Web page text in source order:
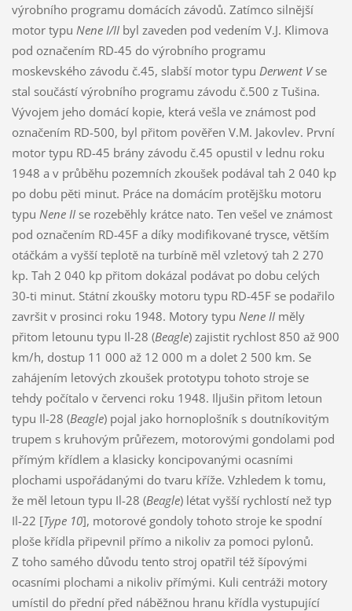
výrobního programu domácích závodů. Zatímco silnější
motor typu Nene I/IIbyl zaveden pod vedením V.J. Klimova
pod označením RD-45 do výrobního programu
moskevského závodu č.45, slabší motor typu Derwent Vse
stal součástí výrobního programu závodu č.500 z Tušina.
Vývojem jeho domácí kopie, která vešla ve známost pod
označením RD-500, byl přitom pověřen V.M. Jakovlev. První
motor typu RD-45 brány závodu č.45 opustil v lednu roku
1948 a v průběhu pozemních zkoušek podával tah 2 040 kp
po dobu pěti minut. Práce na domácím protějšku motoru
typu Nene IIse rozeběhly krátce nato. Ten vešel ve známost
pod označením RD-45F a díky modifikované trysce, větším
otáčkám a vyšší teplotě na turbíně měl vzletový tah 2 270
kp. Tah 2 040 kp přitom dokázal podávat po dobu celých
30-ti minut. Státní zkoušky motoru typu RD-45F se podařilo
završit v prosinci roku 1948. Motory typu Nene IIměly
přitom letounu typu Il-28 (Beagle) zajistit rychlost 850 až 900
km/h, dostup 11 000 až 12 000 m a dolet 2 500 km. Se
zahájením letových zkoušek prototypu tohoto stroje se
tehdy počítalo v červenci roku 1948. Iljušin přitom letoun
typu Il-28 (Beagle) pojal jako hornoplošník s doutníkovitým
trupem s kruhovým průřezem, motorovými gondolami pod
přímým křídlem a klasicky koncipovanými ocasními
plochami uspořádanými do tvaru kříže. Vzhledem k tomu,
že měl letoun typu Il-28 (Beagle) létat vyšší rychlostí než typ
Il-22 [Type 10], motorové gondoly tohoto stroje ke spodní
ploše křídla připevnil přímo a nikoliv za pomoci pylonů.
Z toho samého důvodu tento stroj opatřil též šípovými
ocasními plochami a nikoliv přímými. Kuli centráži motory
umístil do přední před náběžnou hranu křídla vystupující